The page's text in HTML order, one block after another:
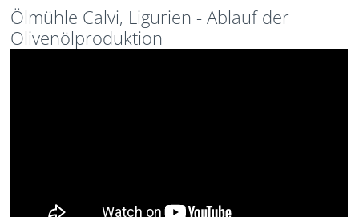
Ölmühle Calvi, Ligurien - Ablauf der
Olivenölproduktion